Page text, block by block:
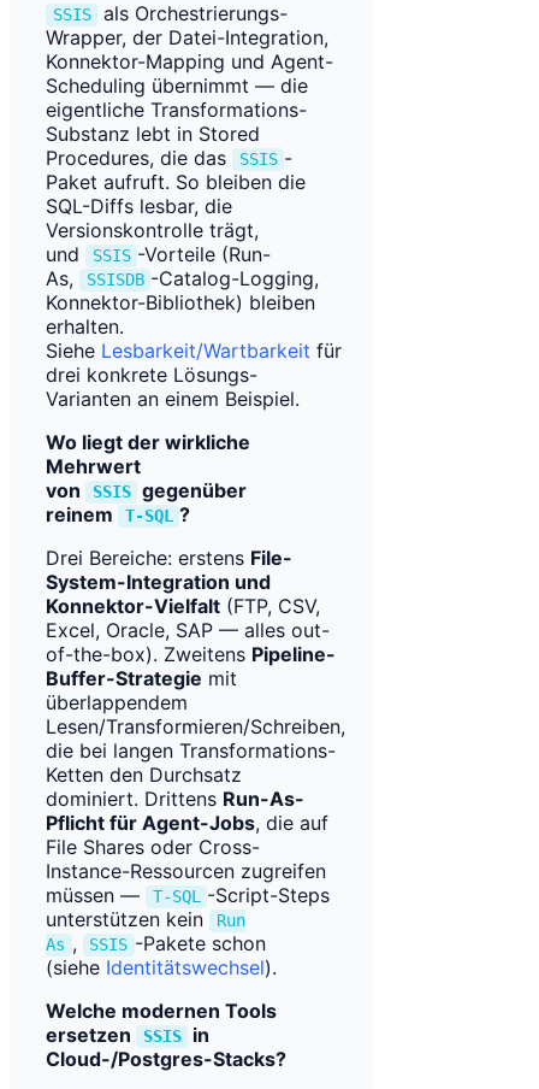
SSIS
als Orchestrierungs-
Wrapper, der Datei-Integration,
Konnektor-Mapping und Agent-
Scheduling übernimmt — die
eigentliche Transformations-
Substanz lebt in Stored
Procedures, die das
SSIS -
Paket aufruft. So bleiben die
SQL-Diffs lesbar, die
Versionskontrolle trägt,
und
SSIS -Vorteile (Run-
As,
SSISDB -Catalog-Logging,
Konnektor-Bibliothek) bleiben
erhalten.
Siehe Lesbarkeit/Wartbarkeit für
drei konkrete Lösungs-
Varianten an einem Beispiel.
Wo liegt der wirkliche
Mehrwert
von
SSIS gegenüber
reinem
T-SQL ?
Drei Bereiche: erstens File-
System-Integration und
Konnektor-Vielfalt (FTP, CSV,
Excel, Oracle, SAP — alles out-
of-the-box). Zweitens Pipeline-
Buffer-Strategie mit
überlappendem
Lesen/Transformieren/Schreiben,
die bei langen Transformations-
Ketten den Durchsatz
dominiert. Drittens Run-As-
Pflicht für Agent-Jobs, die auf
File Shares oder Cross-
Instance-Ressourcen zugreifen
müssen —
T-SQL -Script-Steps
unterstützen kein
Run
As , SSIS -Pakete schon
(siehe Identitätswechsel).
Welche modernen Tools
ersetzen
SSIS
in
Cloud-/Postgres-Stacks?